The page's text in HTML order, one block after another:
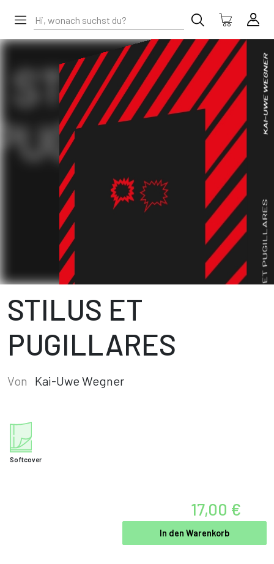
STILUS ET
PUGILLARES
Von Kai-Uwe Wegner
Softcover
17,00 €
In den Warenkorb